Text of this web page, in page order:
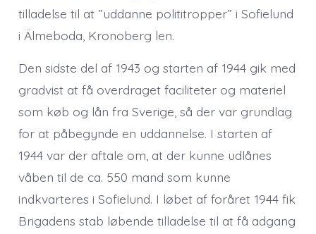
tilladelse til at ”uddanne polititropper” i Sofielund
i Älmeboda, Kronoberg len.
Den sidste del af 1943 og starten af 1944 gik med
gradvist at få overdraget faciliteter og materiel
som køb og lån fra Sverige, så der var grundlag
for at påbegynde en uddannelse. I starten af
1944 var der aftale om, at der kunne udlånes
våben til de ca. 550 mand som kunne
indkvarteres i Sofielund. I løbet af foråret 1944 fik
Brigadens stab løbende tilladelse til at få adgang